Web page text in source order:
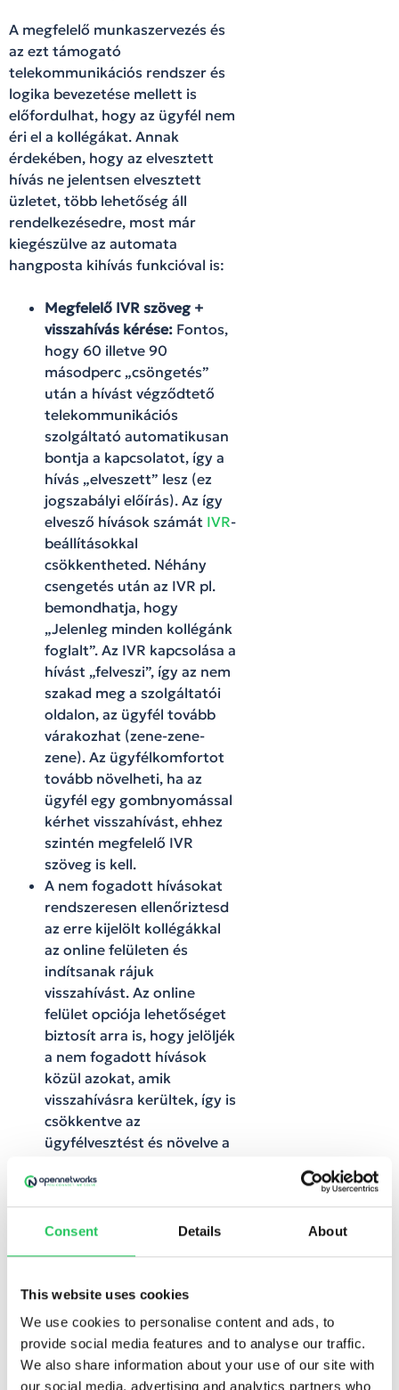
Consent Details About
This website uses cookies
We use cookies to personalise content and ads, to
provide social media features and to analyse our traffic.
We also share information about your use of our site with
our social media, advertising and analytics partners who
A megfelelő munkaszervezés és
az ezt támogató
telekommunikációs rendszer és
logika bevezetése mellett is
előfordulhat, hogy az ügyfél nem
éri el a kollégákat. Annak
érdekében, hogy az elvesztett
hívás ne jelentsen elvesztett
üzletet, több lehetőség áll
rendelkezésedre, most már
kiegészülve az automata
hangposta kihívás funkcióval is:
Megfelelő IVR szöveg +
visszahívás kérése: Fontos,
hogy 60 illetve 90
másodperc „csöngetés”
után a hívást végződtető
telekommunikációs
szolgáltató automatikusan
bontja a kapcsolatot, így a
hívás „elveszett” lesz (ez
jogszabályi előírás). Az így
elvesző hívások számát IVR-
beállításokkal
csökkentheted. Néhány
csengetés után az IVR pl.
bemondhatja, hogy
„Jelenleg minden kollégánk
foglalt”. Az IVR kapcsolása a
hívást „felveszi”, így az nem
szakad meg a szolgáltatói
oldalon, az ügyfél tovább
várakozhat (zene-zene-
zene). Az ügyfélkomfortot
tovább növelheti, ha az
ügyfél egy gombnyomással
kérhet visszahívást, ehhez
szintén megfelelő IVR
szöveg is kell.
A nem fogadott hívásokat
rendszeresen ellenőriztesd
az erre kijelölt kollégákkal
az online felületen és
indítsanak rájuk
visszahívást. Az online
felület opciója lehetőséget
biztosít arra is, hogy jelöljék
a nem fogadott hívások
közül azokat, amik
visszahívásra kerültek, így is
csökkentve az
ügyfélvesztést és növelve a
követhetőségét.
Automata hangposta
kihívás:A funkció azt segíti
beállítható –
hangpostafiókokra érkező
üzenetek nagyobb
valószínűséggel érjék el a
kezelőket anélkül, hogy a